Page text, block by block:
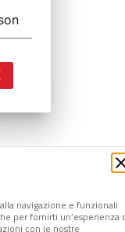
navigazione e funzionali
per fornirti un’esperienza
con le nostre